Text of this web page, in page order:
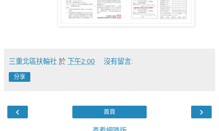
三重北區扶輪社 於 下午2:00 沒有留言:
分享
‹ ›
首頁